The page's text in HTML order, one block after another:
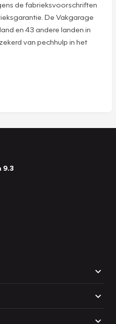
de fabrieksvoorschriften
De Vakgarage
en 43 andere landen in
van pechhulp in het
9.3